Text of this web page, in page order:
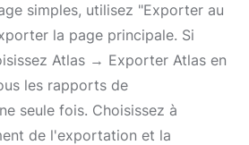
simples, utilisez "Exporter au
la page principale. Si
Atlas → Exporter Atlas en
les rapports de
seule fois. Choisissez à
de l'exportation et la